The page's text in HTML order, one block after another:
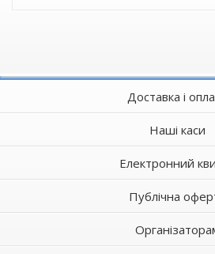
Доставка і
Наші каси
Електронний
Публічна